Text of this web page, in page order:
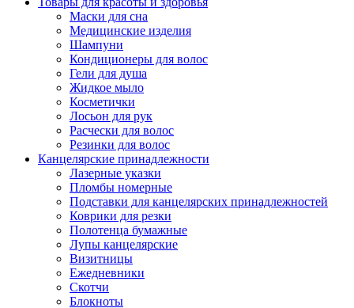
Маски для сна
Медицинские изделия
Шампуни
Кондиционеры для волос
Гели для душа
Жидкое мыло
Косметички
Лосьон для рук
Расчески для волос
Резинки для волос
Канцелярские принадлежности
Лазерные указки
Пломбы номерные
Подставки для канцелярских принадлежностей
Коврики для резки
Полотенца бумажные
Лупы канцелярские
Визитницы
Ежедневники
Скотчи
Блокноты